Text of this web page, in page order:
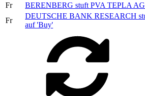
Fr
BERENBERG stuft PVA TEPLA
Fr
DEUTSCHE BANK RESEARCH
auf 'Buy'